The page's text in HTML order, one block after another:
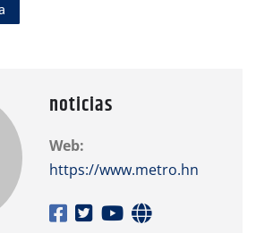
noticias
Web:
https://www.metro.hn